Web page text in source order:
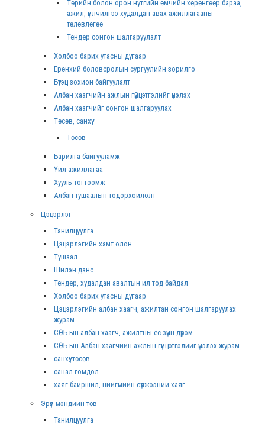
Төрийн болон орон нутгийн өмчийн хөрөнгөөр бараа,
ажил, үйлчилгээ худалдан авах ажиллагааны
төлөвлөгөө
Тендер сонгон шалгаруулалт
Холбоо барих утасны дугаар
Ерөнхий боловсролын сургуулийн зорилго
Бүтэц зохион байгуулалт
Албан хаагчийн ажлын гүйцэтгэлийг үнэлэх
Албан хаагчийг сонгон шалгаруулах
Төсөв, санхүү
Төсөв
Барилга байгууламж
Үйл ажиллагаа
Хууль тогтоомж
Албан тушаалын тодорхойлолт
Цэцэрлэг
Танилцуулга
Цэцэрлэгийн хамт олон
Тушаал
Шилэн данс
Тендер, худалдан авалтын ил тод байдал
Холбоо барих утасны дугаар
Цэцэрлэгийн албан хаагч, ажилтан сонгон шалгаруулах
журам
СӨБ-ын албан хаагч, ажилтны ёс зүйн дүрэм
СӨБ-ын Албан хаагчийн ажлын гүйцэтгэлийг үнэлэх журам
санхүү, төсөв
санал гомдол
хаяг байршил, нийгмийн сүлжээний хаяг
Эрүүл мэндийн төв
Танилцуулга